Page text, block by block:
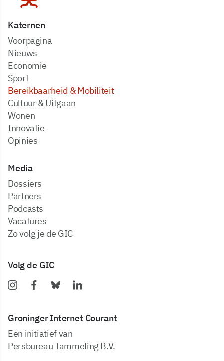
Katernen
Voorpagina
Nieuws
Economie
Sport
Bereikbaarheid & Mobiliteit
Cultuur & Uitgaan
Wonen
Innovatie
Opinies
Media
dossiers
partners
podcasts
vacatures
zo volg je de GIC
Volg de GIC
Groninger Internet Courant
Een initiatief van
Persbureau Tammeling B.V.